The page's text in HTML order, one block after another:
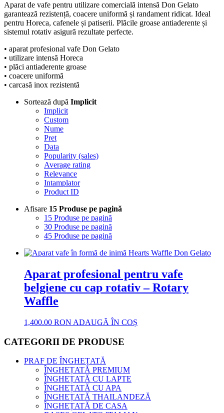
Aparat de vafe pentru utilizare comercială intensă Don Gelato
garantează rezistență, coacere uniformă și randament ridicat. Ideal
pentru Horeca, cafenele și patiserii. Plăcile groase antiaderente și
sistemul rotativ asigură rezultate perfecte.
• aparat profesional vafe Don Gelato
• utilizare intensă Horeca
• plăci antiaderente groase
• coacere uniformă
• carcasă inox rezistentă
Sortează după Implicit
Implicit
Custom
Nume
Pret
Data
Popularity (sales)
Average rating
Relevance
Intamplator
Product ID
Afisare 15 Produse pe pagină
15 Produse pe pagină
30 Produse pe pagină
45 Produse pe pagină
Aparat profesional pentru vafe
belgiene cu cap rotativ – Rotary
Waffle
1,400.00 RON ADAUGĂ ÎN COȘ
CATEGORII DE PRODUSE
PRAF DE ÎNGHEȚATĂ
ÎNGHEȚATĂ PREMIUM
ÎNGHEȚATĂ CU LAPTE
ÎNGHEȚATĂ CU APA
ÎNGHEȚATĂ THAILANDEZĂ
ÎNGHEȚATĂ DE CASA